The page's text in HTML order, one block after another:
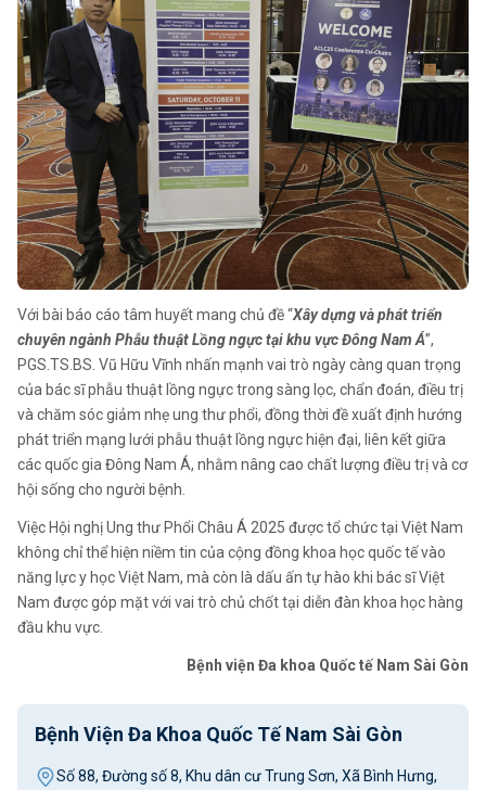
Với bài báo cáo tâm huyết mang chủ đề “Xây dựng và phát triển
chuyên ngành Phẫu thuật Lồng ngực tại khu vực Đông Nam Á”,
PGS.TS.BS. Vũ Hữu Vĩnh nhấn mạnh vai trò ngày càng quan trọng
của bác sĩ phẫu thuật lồng ngực trong sàng lọc, chẩn đoán, điều trị
và chăm sóc giảm nhẹ ung thư phổi, đồng thời đề xuất định hướng
phát triển mạng lưới phẫu thuật lồng ngực hiện đại, liên kết giữa
các quốc gia Đông Nam Á, nhằm nâng cao chất lượng điều trị và cơ
hội sống cho người bệnh.
Việc Hội nghị Ung thư Phổi Châu Á 2025 được tổ chức tại Việt Nam
không chỉ thể hiện niềm tin của cộng đồng khoa học quốc tế vào
năng lực y học Việt Nam, mà còn là dấu ấn tự hào khi bác sĩ Việt
Nam được góp mặt với vai trò chủ chốt tại diễn đàn khoa học hàng
đầu khu vực.
Bệnh viện Đa khoa Quốc tế Nam Sài Gòn
Bệnh Viện Đa Khoa Quốc Tế Nam Sài Gòn
Số 88, Đường số 8, Khu dân cư Trung Sơn, Xã Bình Hưng,